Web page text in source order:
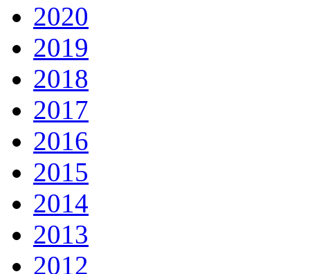
2020
2019
2018
2017
2016
2015
2014
2013
2012